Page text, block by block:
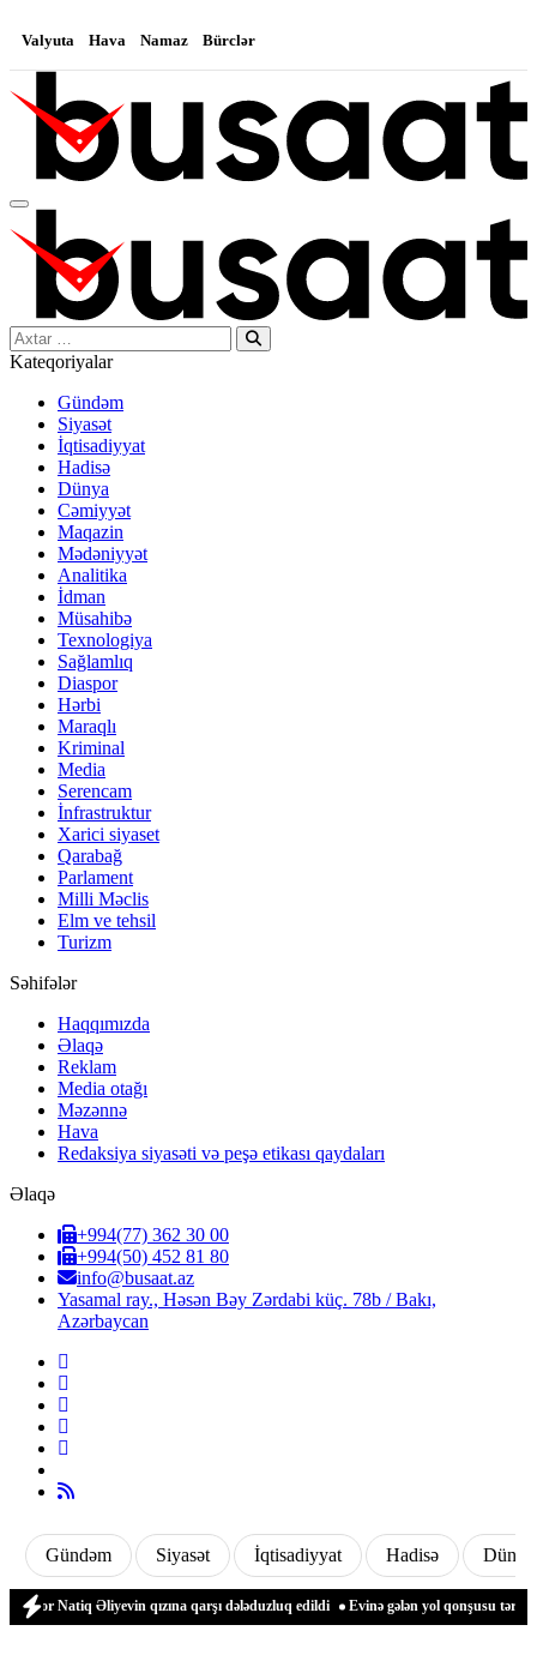
Valyuta Hava Namaz Bürclər
Search…
Kateqoriyalar
Gündəm
Siyasət
İqtisadiyyat
Hadisə
Dünya
Cəmiyyət
Maqazin
Mədəniyyət
Analitika
İdman
Müsahibə
Texnologiya
Sağlamlıq
Diaspor
Hərbi
Maraqlı
Kriminal
Media
Serencam
İnfrastruktur
Xarici siyaset
Qarabağ
Parlament
Milli Məclis
Elm ve tehsil
Turizm
Səhifələr
Haqqımızda
Əlaqə
Reklam
Media otağı
Məzənnə
Hava
Redaksiya siyasəti və peşə etikası qaydaları
Əlaqə
+994(77) 362 30 00
+994(50) 452 81 80
info@busaat.az
Yasamal ray., Həsən Bəy Zərdabi küç. 78b / Bakı,
Azərbaycan
Gündəm Siyasət İqtisadiyyat Hadisə Dünya
Natiq Əliyevin qızına qarşı dələduzluq edildi Evinə gələn yol qonşusu tərəfindən